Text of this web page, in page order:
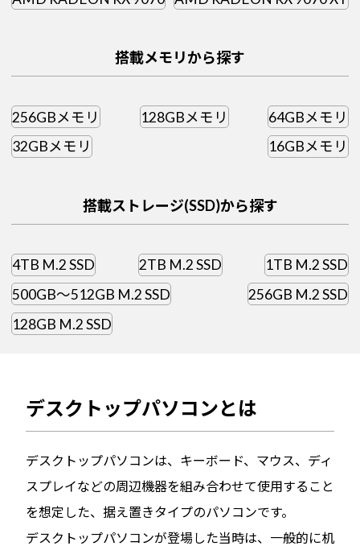
搭載メモリから探す
256GBメモリ 128GBメモリ
64GBメモリ
32GBメモリ
16GBメモリ
搭載ストレージ(SSD)から探す
4TB M.2 SSD 2TB M.2 SSD
1TB M.2 SSD
500GB～512GB M.2 SSD
256GB M.2 SSD
128GB M.2 SSD
デスクトップパソコンとは
デスクトップパソコンは、キーボード、マウス、ディ
スプレイなどの周辺機器を組み合わせて使用すること
を想定した、据え置きタイプのパソコンです。
デスクトップパソコンが登場した当時は、一般的に机